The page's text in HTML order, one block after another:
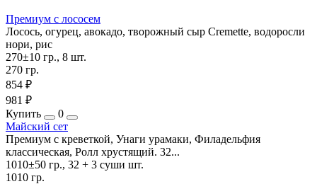
Премиум с лососем
Лосось, огурец, авокадо, творожный сыр Cremette, водоросли
нори, рис
270±10 гр., 8 шт.
270 гр.
854 ₽
981 ₽
Купить
0
Майский сет
Премиум с креветкой, Унаги урамаки, Филадельфия
классическая, Ролл хрустящий. 32...
1010±50 гр., 32 + 3 суши шт.
1010 гр.